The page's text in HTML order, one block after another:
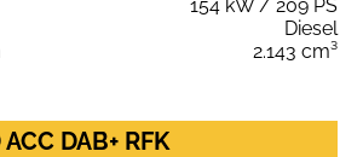
154 kW / 209 PS
Diesel
2.143 cm³
DAB+ RFK